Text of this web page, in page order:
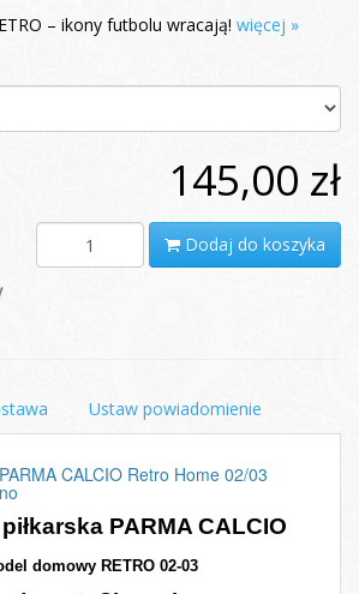
– ikony futbolu wracają! więcej »
145,00 zł
Dodaj do koszyka
Ustaw powiadomienie
CALCIO Retro Home 02/03
PARMA CALCIO
domowy RETRO 02-03